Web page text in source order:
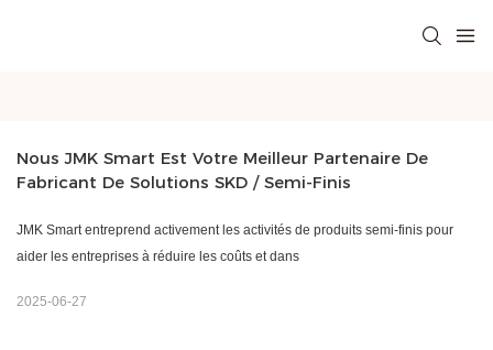
Nous JMK Smart Est Votre Meilleur Partenaire De
Fabricant De Solutions SKD / Semi-Finis
JMK Smart entreprend activement les activités de produits semi-finis pour
aider les entreprises à réduire les coûts et dans
2025-06-27